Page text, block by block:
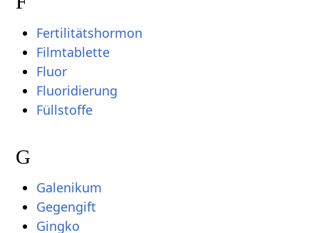
Fertilitätshormon
Filmtablette
Fluor
Fluoridierung
Füllstoffe
G
Galenikum
Gegengift
Gingko